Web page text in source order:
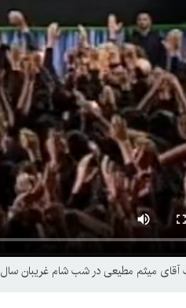
مطیعی در شب شام غریبان سال ۱۳۹۵ در محضر رهبر معظم انقلاب